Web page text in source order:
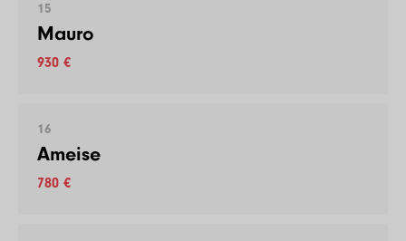
15
Mauro
930 €
16
Ameise
780 €